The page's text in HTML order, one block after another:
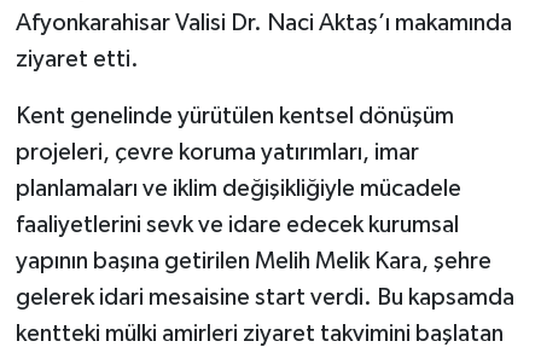
Afyonkarahisar Valisi Dr. Naci Aktaş’ı makamında
ziyaret etti.
Kent genelinde yürütülen kentsel dönüşüm
projeleri, çevre koruma yatırımları, imar
planlamaları ve iklim değişikliğiyle mücadele
faaliyetlerini sevk ve idare edecek kurumsal
yapının başına getirilen Melih Melik Kara, şehre
gelerek idari mesaisine start verdi. Bu kapsamda
kentteki mülki amirleri ziyaret takvimini başlatan